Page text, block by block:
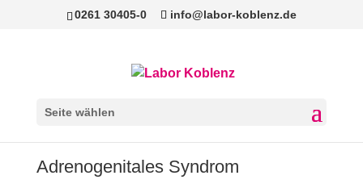
0261 30405-0 info@labor-koblenz.de
Seite wählen
Adrenogenitales Syndrom